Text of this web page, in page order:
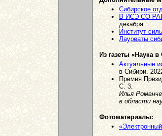
Сибирское
В ИСЭ СО РАН
декабря.
Институт
Лауреаты
Из газеты «Наука
Актуальные
в Сибири.
Премия
С. 3.
Илья
в области
Фотоматериалы: